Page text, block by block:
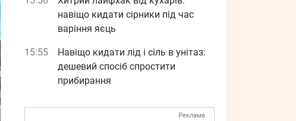
навіщо кидати сірники під час
варіння яєць
15:55
Навіщо кидати лід і сіль в унітаз:
дешевий спосіб спростити
прибирання
Реклама